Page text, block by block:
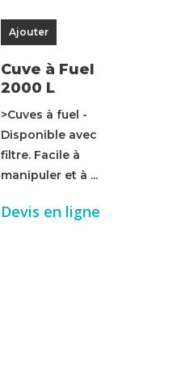
Ajouter
Cuve à Fuel
2000 L
>Cuves à fuel -
Disponible avec
filtre. Facile à
manipuler et à ...
Devis en ligne